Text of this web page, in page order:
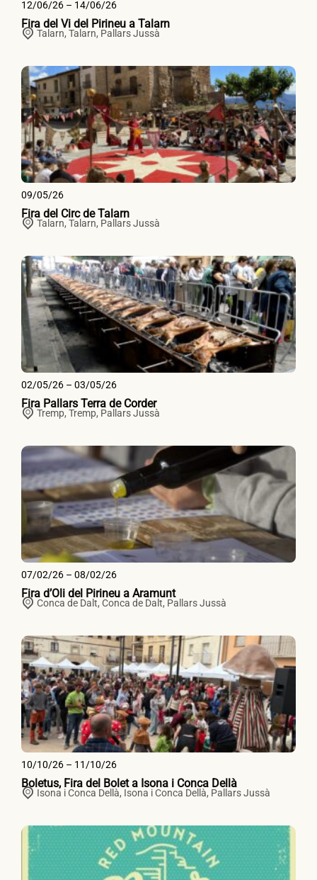
12/06/26 – 14/06/26
Fira del Vi del Pirineu a Talarn
Talarn, Talarn, Pallars Jussà
09/05/26
Fira del Circ de Talarn
Talarn, Talarn, Pallars Jussà
02/05/26 – 03/05/26
Fira Pallars Terra de Corder
Tremp, Tremp, Pallars Jussà
07/02/26 – 08/02/26
Fira d’Oli del Pirineu a Aramunt
Conca de Dalt, Conca de Dalt, Pallars Jussà
10/10/26 – 11/10/26
Boletus, Fira del Bolet a Isona i Conca Dellà
Isona i Conca Dellà, Isona i Conca Dellà, Pallars Jussà